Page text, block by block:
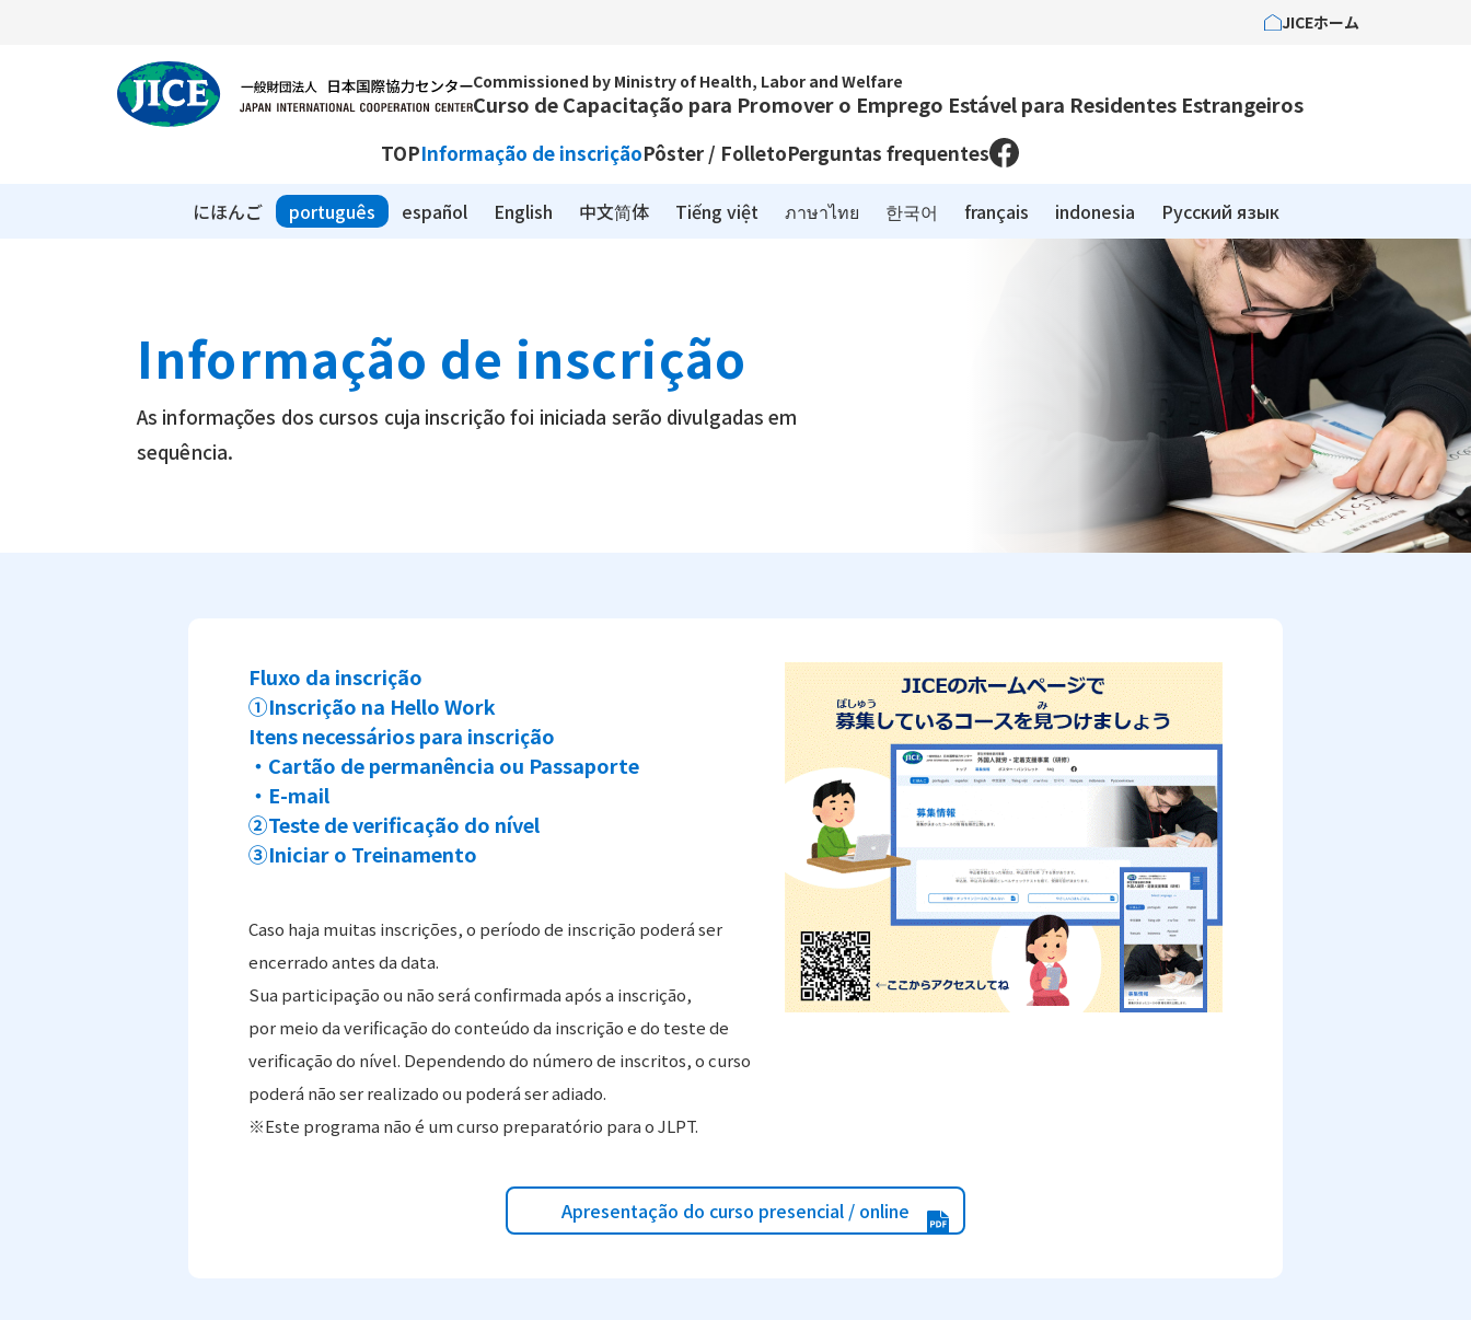
JICEホーム
Commissioned by Ministry of Health, Labor and Welfare
Curso de Capacitação para Promover o Emprego Estável para Residentes Estrangeiros
TOPInformação de inscriçãoPôster / FolletoPerguntas frequentes
にほんご português español English 中文简体 Tiếng việt ภาษาไทย 한국어 français indonesia Pусский язык
Informação de inscrição
As informações dos cursos cuja inscrição foi iniciada serão divulgadas em
sequência.
Fluxo da inscrição
①Inscrição na Hello Work
Itens necessários para inscrição
・Cartão de permanência ou Passaporte
・E-mail
②Teste de verificação do nível
③Iniciar o Treinamento
Caso haja muitas inscrições, o período de inscrição poderá ser
encerrado antes da data.
Sua participação ou não será confirmada após a inscrição,
por meio da verificação do conteúdo da inscrição e do teste de
verificação do nível. Dependendo do número de inscritos, o curso
poderá não ser realizado ou poderá ser adiado.
※Este programa não é um curso preparatório para o JLPT.
Apresentação do curso presencial / online